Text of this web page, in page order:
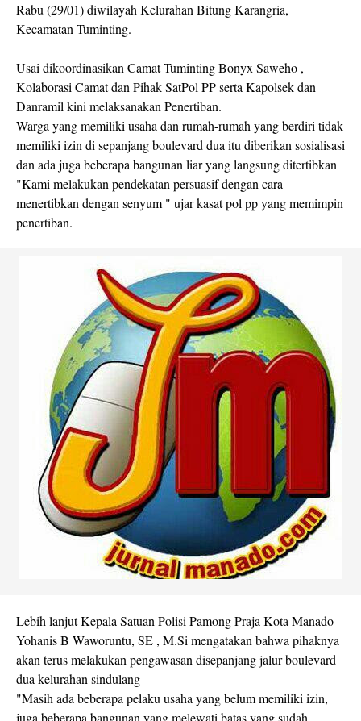
Rabu (29/01) diwilayah Kelurahan Bitung Karangria,
Kecamatan Tuminting.
Usai dikoordinasikan Camat Tuminting Bonyx Saweho ,
Kolaborasi Camat dan Pihak SatPol PP serta Kapolsek dan
Danramil kini melaksanakan Penertiban.
Warga yang memiliki usaha dan rumah-rumah yang berdiri tidak
memiliki izin di sepanjang boulevard dua itu diberikan sosialisasi
dan ada juga beberapa bangunan liar yang langsung ditertibkan
"Kami melakukan pendekatan persuasif dengan cara
menertibkan dengan senyum " ujar kasat pol pp yang memimpin
penertiban.
Lebih lanjut Kepala Satuan Polisi Pamong Praja Kota Manado
Yohanis B Waworuntu, SE , M.Si mengatakan bahwa pihaknya
akan terus melakukan pengawasan disepanjang jalur boulevard
dua kelurahan sindulang
"Masih ada beberapa pelaku usaha yang belum memiliki izin,
juga beberapa bangunan yang melewati batas yang sudah